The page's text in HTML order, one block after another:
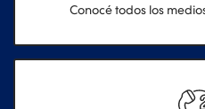
Conocé todos los